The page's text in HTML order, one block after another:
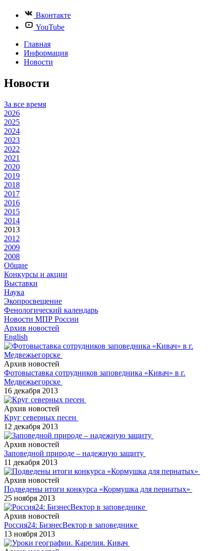
Вконтакте
YouTube
Главная
Информация
Новости
Новости
За все время
2026
2025
2024
2023
2022
2021
2020
2019
2018
2017
2016
2015
2014
2013
2012
2009
2008
Общие
Конкурсы и акции
Выставки
Наука
Экопросвещение
Фенологический календарь
Новости МПР России
Архив новостей
English
Архив новостей
Фотовыставка сотрудников заповедника «Кивач» в г.
Медвежьегорске
16 декабря 2013
Архив новостей
Круг северных песен
12 декабря 2013
Архив новостей
Заповедной природе – надежную защиту
11 декабря 2013
Архив новостей
Подведены итоги конкурса «Кормушка для пернатых»
25 ноября 2013
Архив новостей
Россия24: БизнесВектор в заповеднике
13 ноября 2013